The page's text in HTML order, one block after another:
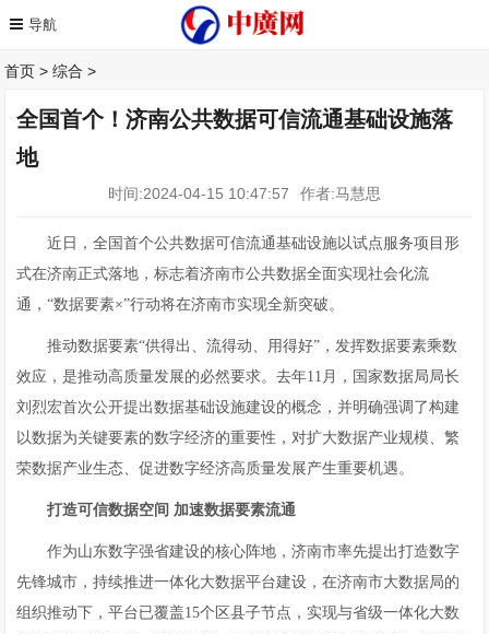
首页 >综合 >
全国首个！济南公共数据可信流通基础设施落
地
时间:2024-04-15 10:47:57 作者:马慧思
近日，全国首个公共数据可信流通基础设施以试点服务项目形
式在济南正式落地，标志着济南市公共数据全面实现社会化流
通，“数据要素×”行动将在济南市实现全新突破。
推动数据要素“供得出、流得动、用得好”，发挥数据要素乘数
效应，是推动高质量发展的必然要求。去年11月，国家数据局局长
刘烈宏首次公开提出数据基础设施建设的概念，并明确强调了构建
以数据为关键要素的数字经济的重要性，对扩大数据产业规模、繁
荣数据产业生态、促进数字经济高质量发展产生重要机遇。
打造可信数据空间 加速数据要素流通
作为山东数字强省建设的核心阵地，济南市率先提出打造数字
先锋城市，持续推进一体化大数据平台建设，在济南市大数据局的
组织推动下，平台已覆盖15个区县子节点，实现与省级一体化大数